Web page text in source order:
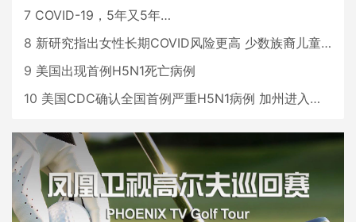
7 COVID-19，5年又5年…
8 新研究指出女性长期COVID风险更高 少数族裔儿童存在差异
9 美国出现首例H5N1死亡病例
10 美国CDC确认全国首例严重H5N1病例 加州进入紧急状态